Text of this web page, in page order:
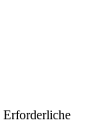
Erforderliche